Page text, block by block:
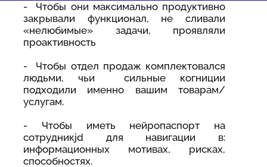
- Чтобы они максимально продуктивно
закрывали функционал, не сливали
«нелюбимые» задачи, проявляли
проактивность
- Чтобы отдел продаж комплектовался
людьми, чьи сильные когниции
подходили именно вашим товарам/
услугам.
- Чтобы иметь нейропаспорт на
сотрудникjd для навигации в:
информационных мотивах, рисках,
способностях.